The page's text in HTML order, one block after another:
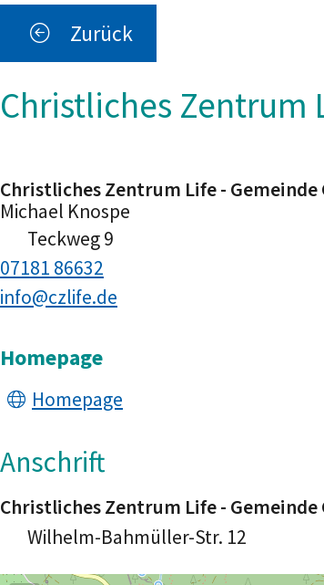
Zurück
Christliches Zentrum
Michael Knospe
Christliches Zentrum Life -
Teckweg 9
info@czlife.de
07181 86632
Homepage
Homepage
Anschrift
Christliches Zentrum Life -
Wilhelm-Bahmüller-Str. 12